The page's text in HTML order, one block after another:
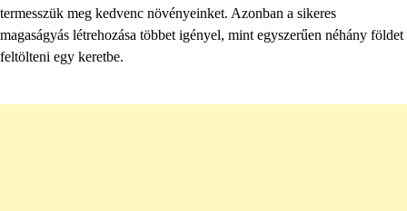
termesszük meg kedvenc növényeinket. Azonban a sikeres
magaságyás létrehozása többet igényel, mint egyszerűen néhány földet
feltölteni egy keretbe.